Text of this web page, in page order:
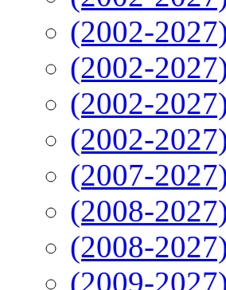
(2002-
(2002-
(2002-
(2002-
(2007-
(2008-
(2008-
(2009-